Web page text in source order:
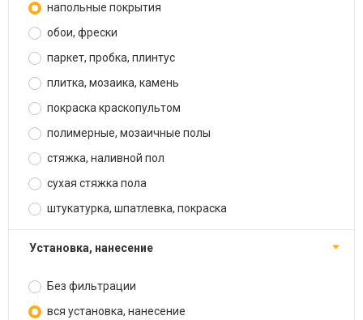
напольные покрытия
обои, фрески
паркет, пробка, плинтус
плитка, мозаика, камень
покраска краскопультом
полимерные, мозаичные полы
стяжка, наливной пол
сухая стяжка пола
штукатурка, шпатлевка, покраска
установка, нанесение
Без фильтрации
вся установка, нанесение